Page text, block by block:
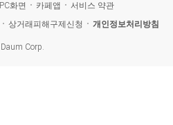
PC화면 카페앱
서비스 약관
상거래피해구제신청 개인정보처리방침
Daum Corp.